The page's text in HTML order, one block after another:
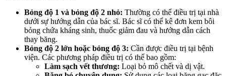
Bỏng độ 1 và bỏng độ 2 nhỏ: Thường có thể điều trị tại nhà
dưới sự hướng dẫn của bác sĩ. Bác sĩ có thể kê đơn kem bôi
bỏng chứa kháng sinh, thuốc giảm đau và hướng dẫn cách
thay băng.
Bỏng độ 2 lớn hoặc bỏng độ 3: Cần được điều trị tại bệnh
viện. Các phương pháp điều trị có thể bao gồm:
Làm sạch vết thương: Loại bỏ mô chết và dị vật.